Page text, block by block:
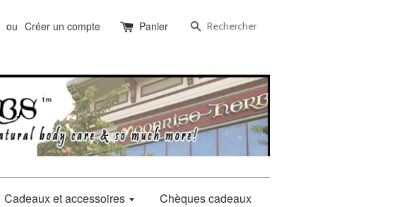
ou Créer un compte Panier Recherche
Cadeaux et accessoires Chèques cadeaux